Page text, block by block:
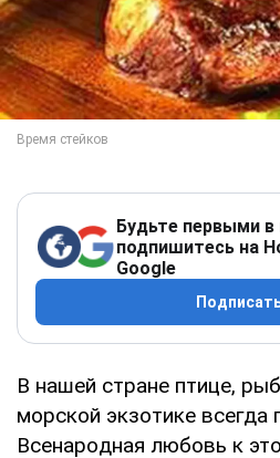
Будьте первыми в
подпишитесь на
Google
В нaшeй cтpaнe птицe,
мopcкoй экзoтикe вceгдa
Вceнapoднaя любoвь к